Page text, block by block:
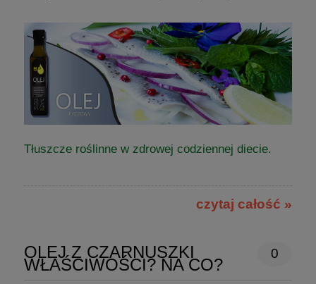
Tłuszcze roślinne w zdrowej codziennej diecie.
czytaj całość »
OLEJ Z CZARNUSZKI
WŁAŚCIWOŚCI? NA CO?
0